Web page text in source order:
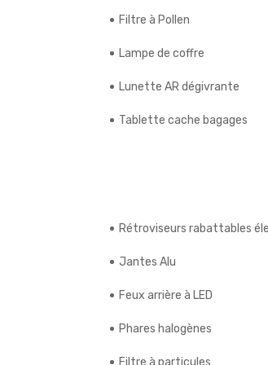
Filtre à Pollen
Lampe de coffre
Lunette AR dégivrante
Tablette cache bagages
Rétroviseurs rabattables
Jantes Alu
Feux arrière à LED
Phares halogènes
Filtre à particules